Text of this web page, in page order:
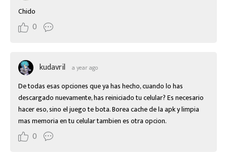
Chido
0
kudavril a year ago
De todas esas opciones que ya has hecho, cuando lo has
descargado nuevamente, has reiniciado tu celular? Es necesario
hacer eso, sino el juego te bota. Borea cache de la apk y limpia
mas memoria en tu celular tambien es otra opcion.
0